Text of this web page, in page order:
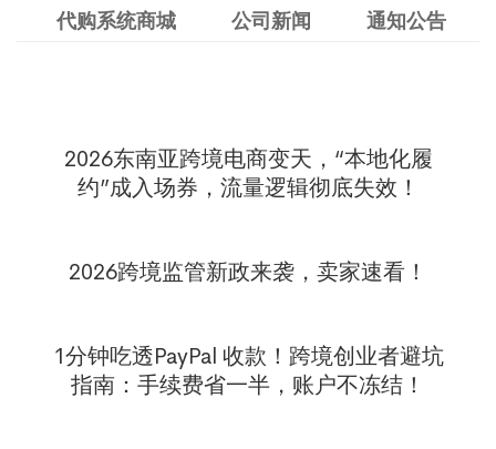
代购系统商城
公司新闻 通知公告
2026东南亚跨境电商变天，“本地化履
约”成入场券，流量逻辑彻底失效！
2026跨境监管新政来袭，卖家速看！
1分钟吃透PayPal 收款！跨境创业者避坑
指南：手续费省一半，账户不冻结！